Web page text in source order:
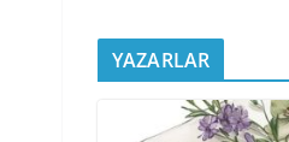
YAZARLAR